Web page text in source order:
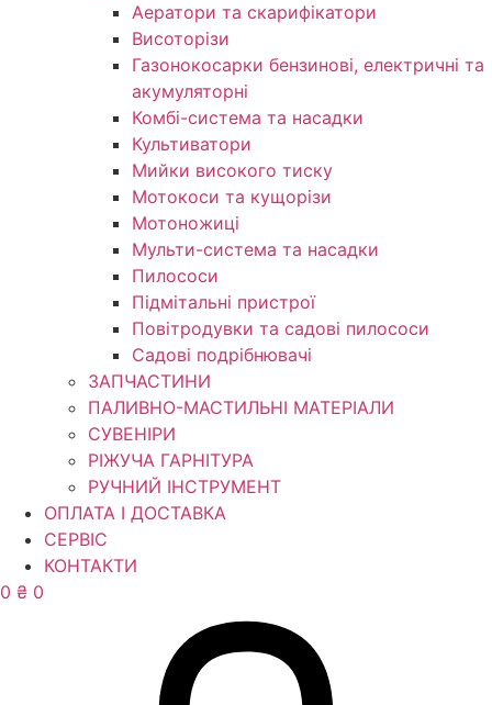
Аератори та скарифікатори
Висоторізи
Газонокосарки бензинові, електричні та
акумуляторні
Комбі-система та насадки
Культиватори
Мийки високого тиску
Мотокоси та кущорізи
Мотоножиці
Мульти-система та насадки
Пилососи
Підмітальні пристрої
Повітродувки та садові пилососи
Садові подрібнювачі
ЗАПЧАСТИНИ
ПАЛИВНО-МАСТИЛЬНІ МАТЕРІАЛИ
СУВЕНІРИ
РІЖУЧА ГАРНІТУРА
РУЧНИЙ ІНСТРУМЕНТ
ОПЛАТА І ДОСТАВКА
СЕРВІС
КОНТАКТИ
0 ₴ 0